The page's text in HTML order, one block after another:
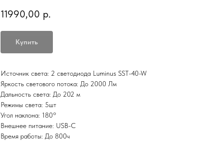
11990,00 р.
Купить
Источник света: 2 светодиода Luminus SST-40-W
Яркость светового потока: До 2000 Лм
Дальность света: До 202 м
Режимы света: 5шт
Угол наклона: 180°
Внешнее питание: USB-C
Время работы: До 800ч